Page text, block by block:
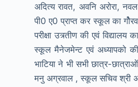
अदित्य रावत, अवनि अरोरा,
पी0 ए0 प्राप्त कर स्कूल का
परीक्षा उत्र्तीण की एवं
स्कूल मैनेजमेन्ट एवं अध्यापको
भाटिया ने भी सभी छात्र-
मनु अग्रवाल , स्कूल सचिव श्री